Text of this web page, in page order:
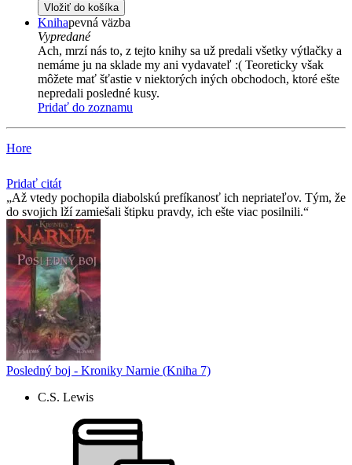
Vložiť do košíka
Knihapevná väzba
Vypredané
Ach, mrzí nás to, z tejto knihy sa už predali všetky výtlačky a
nemáme ju na sklade my ani vydavateľ :( Teoreticky však
môžete mať šťastie v niektorých iných obchodoch, ktoré ešte
nepredali posledné kusy.
Pridať do zoznamu
Hore
Pridať citát
Až vtedy pochopila diabolskú prefíkanosť ich nepriateľov. Tým, že
do svojich lží zamiešali štipku pravdy, ich ešte viac posilnili.
Posledný boj - Kroniky Narnie (Kniha 7)
C.S. Lewis